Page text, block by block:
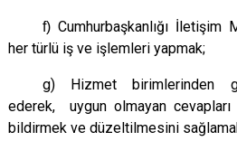
f) Cumhurbaşkanlığı
her türlü iş ve işlemleri yapmak;
g) Hizmet birimlerinden
ederek, uygun olmayan
bildirmek ve düzeltilmesini